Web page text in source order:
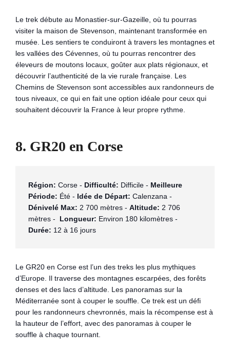
Le trek débute au Monastier-sur-Gazeille, où tu pourras
visiter la maison de Stevenson, maintenant transformée en
musée. Les sentiers te conduiront à travers les montagnes et
les vallées des Cévennes, où tu pourras rencontrer des
éleveurs de moutons locaux, goûter aux plats régionaux, et
découvrir l’authenticité de la vie rurale française. Les
Chemins de Stevenson sont accessibles aux randonneurs de
tous niveaux, ce qui en fait une option idéale pour ceux qui
souhaitent découvrir la France à leur propre rythme.
8. GR20 en Corse
Région: Corse - Difficulté: Difficile - Meilleure
Période: Été - Idée de Départ:
Dénivelé Max: 2 700 mètres - Altitude: 2 706
mètres - Longueur:
Durée: 12 à 16 jours
Le GR20 en Corse est l’un des treks les plus mythiques
d’Europe. Il traverse des montagnes escarpées, des forêts
denses et des lacs d’altitude. Les panoramas sur la
Méditerranée sont à couper le souffle. Ce trek est un défi
pour les randonneurs chevronnés, mais la récompense est à
la hauteur de l’effort, avec des panoramas à couper le
souffle à chaque tournant.